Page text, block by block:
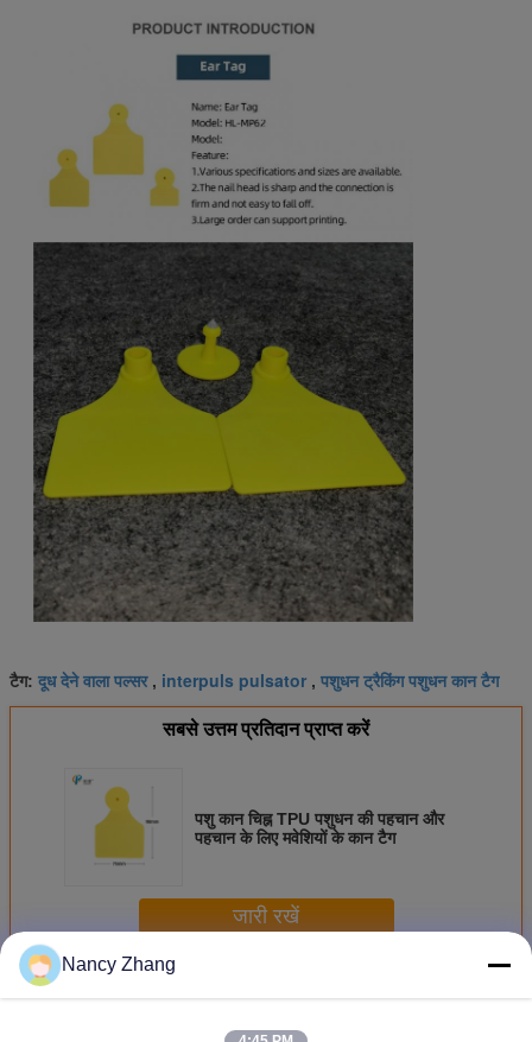
टैग: दूध देने वाला पल्सर, interpuls pulsator , पशुधन ट्रैकिंग पशुधन कान टैग
सबसे उत्तम प्रतिदान प्राप्त करें
पशु कान चिह्न TPU पशुधन की पहचान और
पहचान के लिए मवेशियों के कान टैग
जारी रखें
अधिक गाय चिह्नित करने का उपकरण
Nancy Zhang